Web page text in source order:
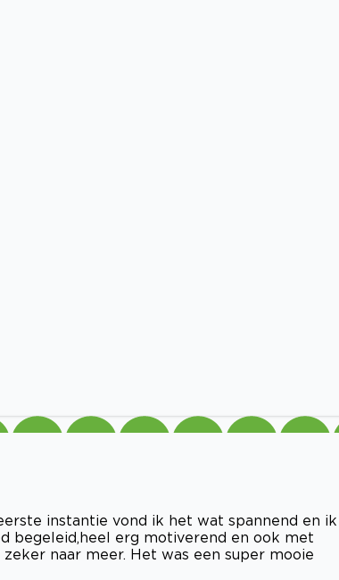
instantie vond ik het wat spannend en ik
begeleid,heel erg motiverend en ook met
naar meer. Het was een super mooie